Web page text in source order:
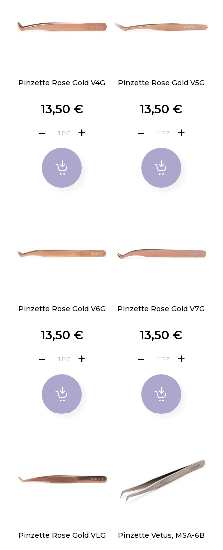
Pinzette Rose Gold V4G
13,50 €
PZ
Pinzette Rose Gold V5G
13,50 €
PZ
Pinzette Rose Gold V6G
13,50 €
PZ
Pinzette Rose Gold V7G
13,50 €
PZ
Pinzette Rose Gold VLG Pinzette Vetus, MSA-6B